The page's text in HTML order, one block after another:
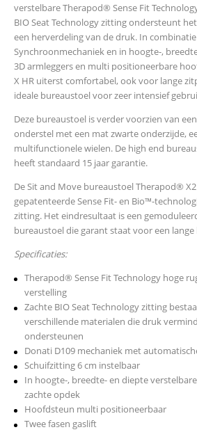
verstelbare Therapod® Sense Fit
BIO Seat Technology zitting ondersteunt
een herverdeling van de druk. In
Synchroonmechaniek en in hoogte-,
3D armleggers en multi positioneerbare
X HR uiterst comfortabel, ook voor lange
ideale bureaustoel voor zeer intensief
Deze bureaustoel is verder voorzien van
onderstel met een mat zwarte onderzijde,
multifunctionele wielen. De high end
heeft standaard 15 jaar garantie.
De Sit and Move bureaustoel Therapod®
gepatenteerde Sense Fit- en Bio™-
zitting. Het eindresultaat is een
bureaustoel die garant staat voor een
Specificaties:
Therapod® Sense Fit Technology hoge
verstelling
Zachte BIO Seat Technology zitting
verschillende materialen die druk
ondersteunen
Donati D109 mechaniek met
Schuifzitting 6 cm instelbaar
In hoogte-, breedte- en diepte
zachte opdek
Hoofdsteun multi positioneerbaar
Twee fasen gaslift